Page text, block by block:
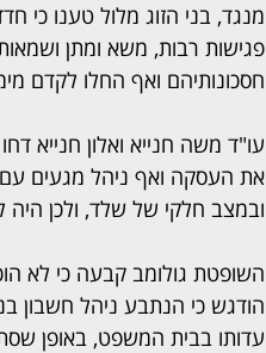
מנגד, בני הזוג מלול טענו כי
פגישות רבות, משא ומתן
חסכונותיהם ואף החלו לקדם
עו"ד משה חנייא ואלון חנייא
את העסקה ואף ניהל מגעים עם
ובמצב חלקי של שלד, ולכן היה
השופטת גולומב קבעה כי לא
הודגש כי הנתבע ניהל חשבון
עדותו בבית המשפט, באופן